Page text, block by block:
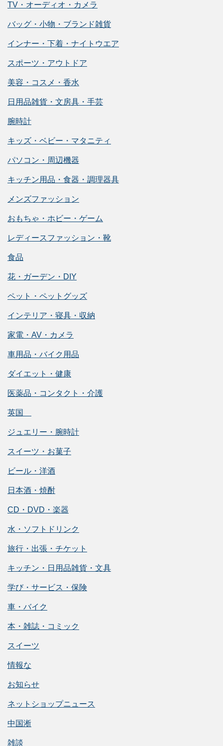
TV・オーディオ・カメラ
バッグ・小物・ブランド雑貨
インナー・下着・ナイトウエア
スポーツ・アウトドア
美容・コスメ・香水
日用品雑貨・文房具・手芸
腕時計
キッズ・ベビー・マタニティ
パソコン・周辺機器
キッチン用品・食器・調理器具
メンズファッション
おもちゃ・ホビー・ゲーム
レディースファッション・靴
食品
花・ガーデン・DIY
ペット・ペットグッズ
インテリア・寝具・収納
家電・AV・カメラ
車用品・バイク用品
ダイエット・健康
医薬品・コンタクト・介護
英国
ジュエリー・腕時計
スイーツ・お菓子
ビール・洋酒
日本酒・焼酎
CD・DVD・楽器
水・ソフトドリンク
旅行・出張・チケット
キッチン・日用品雑貨・文具
学び・サービス・保険
車・バイク
本・雑誌・コミック
スイーツ
情報な
お知らせ
ネットショップニュース
中国淅
雑談